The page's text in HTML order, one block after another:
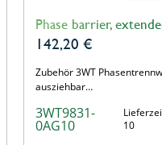
Phase barrier,
142,20 €
Zubehör 3WT
ausziehbar…
3WT9831-
0AG10
10